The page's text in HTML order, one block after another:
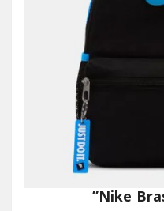
حقيبة ظهر “Nike Brasilia JDI”